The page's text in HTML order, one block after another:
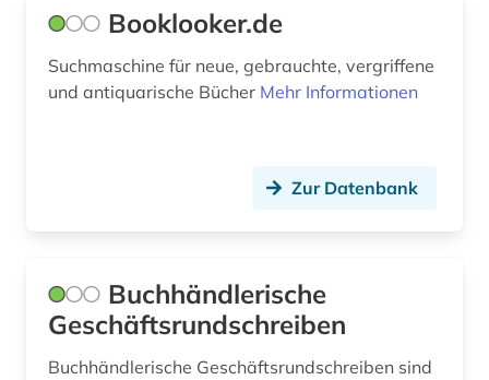
Booklooker.de
Suchmaschine für neue, gebrauchte, vergriffene
und antiquarische Bücher Mehr Informationen
Zur Datenbank
Buchhändlerische
Geschäftsrundschreiben
Buchhändlerische Geschäftsrundschreiben sind